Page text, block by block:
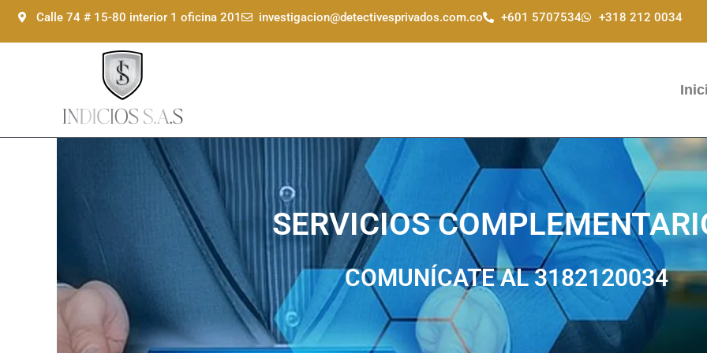
Calle 74 # 15-80 interior 1 oficina 201 investigacion@detectivesprivados.com.co +601 5707534 +318 212 0034
SERVICIOS
COMUNÍCATE AL 3182120034